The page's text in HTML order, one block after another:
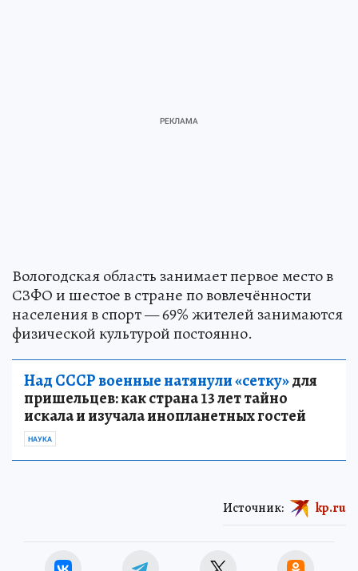
Вологодская область занимает первое место в
СЗФО и шестое в стране по вовлечённости
населения в спорт — 69% жителей занимаются
физической культурой постоянно.
Над СССР военные натянули «сетку»для
пришельцев: как страна 13 лет тайно
искала и изучала инопланетных гостей
НАУКА
Источник: kp.ru